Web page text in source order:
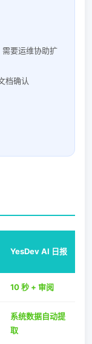
要运维协助扩
档确认
YesDev AI 日报
10 秒 + 审阅
系统数据自动提
取